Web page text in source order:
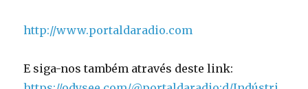
http://www.portaldaradio.com
E siga-nos também através deste link: